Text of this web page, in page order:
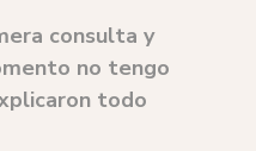
consulta y
no tengo
todo